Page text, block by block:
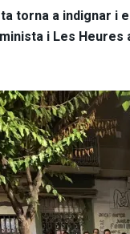
torna a indignar i
i Les Heures